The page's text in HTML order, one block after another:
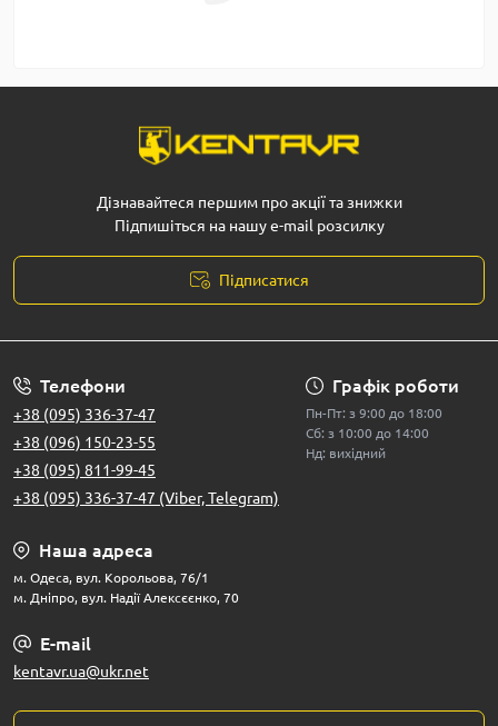
Дізнавайтеся першим про акції та знижки
Підпишіться на нашу e-mail розсилку
Підписатися
Телефони
+38 (095) 336-37-47
+38 (096) 150-23-55
+38 (095) 811-99-45
+38 (095) 336-37-47 (Viber, Telegram)
Графік роботи
Пн-Пт: з 9:00 до 18:00
Сб: з 10:00 до 14:00
Нд: вихідний
Наша адреса
м. Одеса, вул. Корольова, 76/1
м. Дніпро, вул. Надії Алексєєнко, 70
E-mail
kentavr.ua@ukr.net